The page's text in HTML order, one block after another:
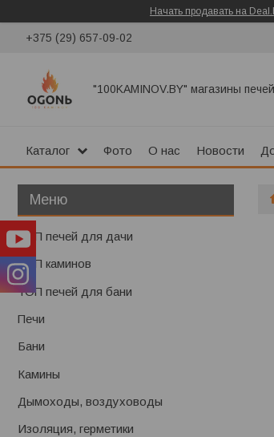
Начать продавать на
+375 (29) 657-09-02
"100KAMINOV.BY" магазины
Каталог Фото О нас Новости
ТОП печей для дачи
ТОП каминов
ТОП печей для бани
Печи
Бани
Камины
Дымоходы, воздуховоды
Изоляция, герметики